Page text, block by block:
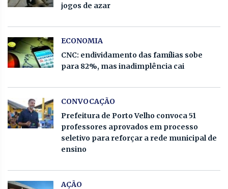
jogos de azar
ECONOMIA
CNC: endividamento das famílias sobe
para 82%, mas inadimplência cai
CONVOCAÇÃO
Prefeitura de Porto Velho convoca 51
professores aprovados em processo
seletivo para reforçar a rede municipal de
ensino
AÇÃO